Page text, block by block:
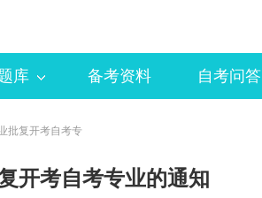
库 备考资料 自考问答
批复开考自考专
开考自考专业的通知